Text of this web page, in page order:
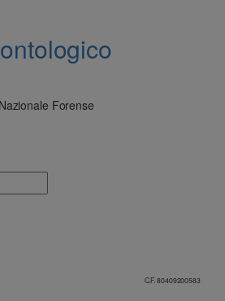
Forense
C.F. 80409200583